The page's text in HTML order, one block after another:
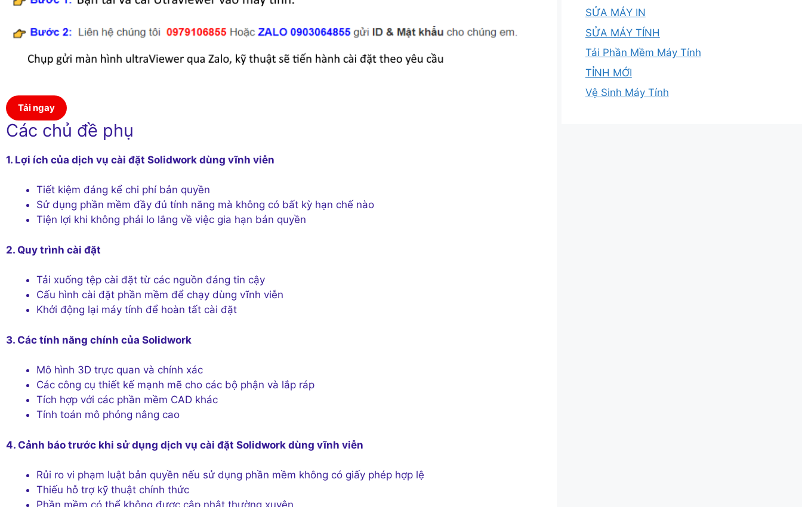
Tải ngay
Các chủ đề phụ
1. Lợi ích của dịch vụ cài đặt Solidwork dùng vĩnh viễn
Tiết kiệm đáng kể chi phí bản quyền
Sử dụng phần mềm đầy đủ tính năng mà không có bất kỳ hạn chế nào
Tiện lợi khi không phải lo lắng về việc gia hạn bản quyền
2. Quy trình cài đặt
Tải xuống tệp cài đặt từ các nguồn đáng tin cậy
Cấu hình cài đặt phần mềm để chạy dùng vĩnh viễn
Khởi động lại máy tính để hoàn tất cài đặt
3. Các tính năng chính của Solidwork
Mô hình 3D trực quan và chính xác
Các công cụ thiết kế mạnh mẽ cho các bộ phận và lắp ráp
Tích hợp với các phần mềm CAD khác
Tính toán mô phỏng nâng cao
4. Cảnh báo trước khi sử dụng dịch vụ cài đặt Solidwork dùng vĩnh viễn
Rủi ro vi phạm luật bản quyền nếu sử dụng phần mềm không có giấy phép hợp lệ
Thiếu hỗ trợ kỹ thuật chính thức
SỬA MÁY IN
SỬA MÁY TÍNH
Tải Phần Mềm Máy Tính
TỈNH MỚI
Vệ Sinh Máy Tính